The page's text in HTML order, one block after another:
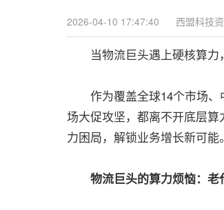
2026-04-10 17:47:40 西盟科技
当物流巨头遇上硬核算力
作为覆盖全球14个市场、
场大促攻坚，都离不开底层
力困局，解锁业务增长新可能。
物流巨头的算力烦恼：老